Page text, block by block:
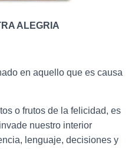
ALEGRIA
en aquello que es causa
o frutos de la felicidad, es
nuestro interior
lenguaje, decisiones y